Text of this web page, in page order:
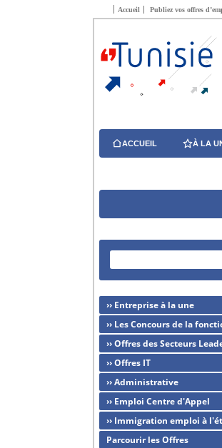
Accueil Publiez vos offres
ACCUEIL À LA
›› Entreprise à la une
›› Les Concours de la
›› Offres des Secteurs
›› Offres IT
›› Administrative
›› Emploi Centre d'Appel
›› Immigration emploi à
Parcourir les Offres